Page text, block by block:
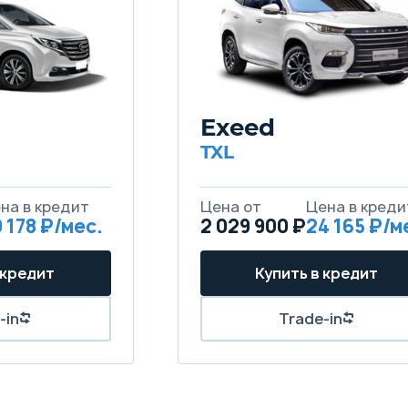
178
Exeed
TXL
2 029 900 ₽24 165